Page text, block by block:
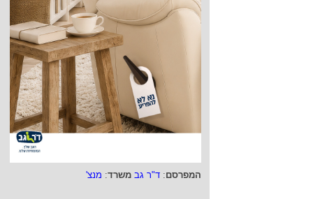
המפרסם: ד"ר גב משרד: מנצ'